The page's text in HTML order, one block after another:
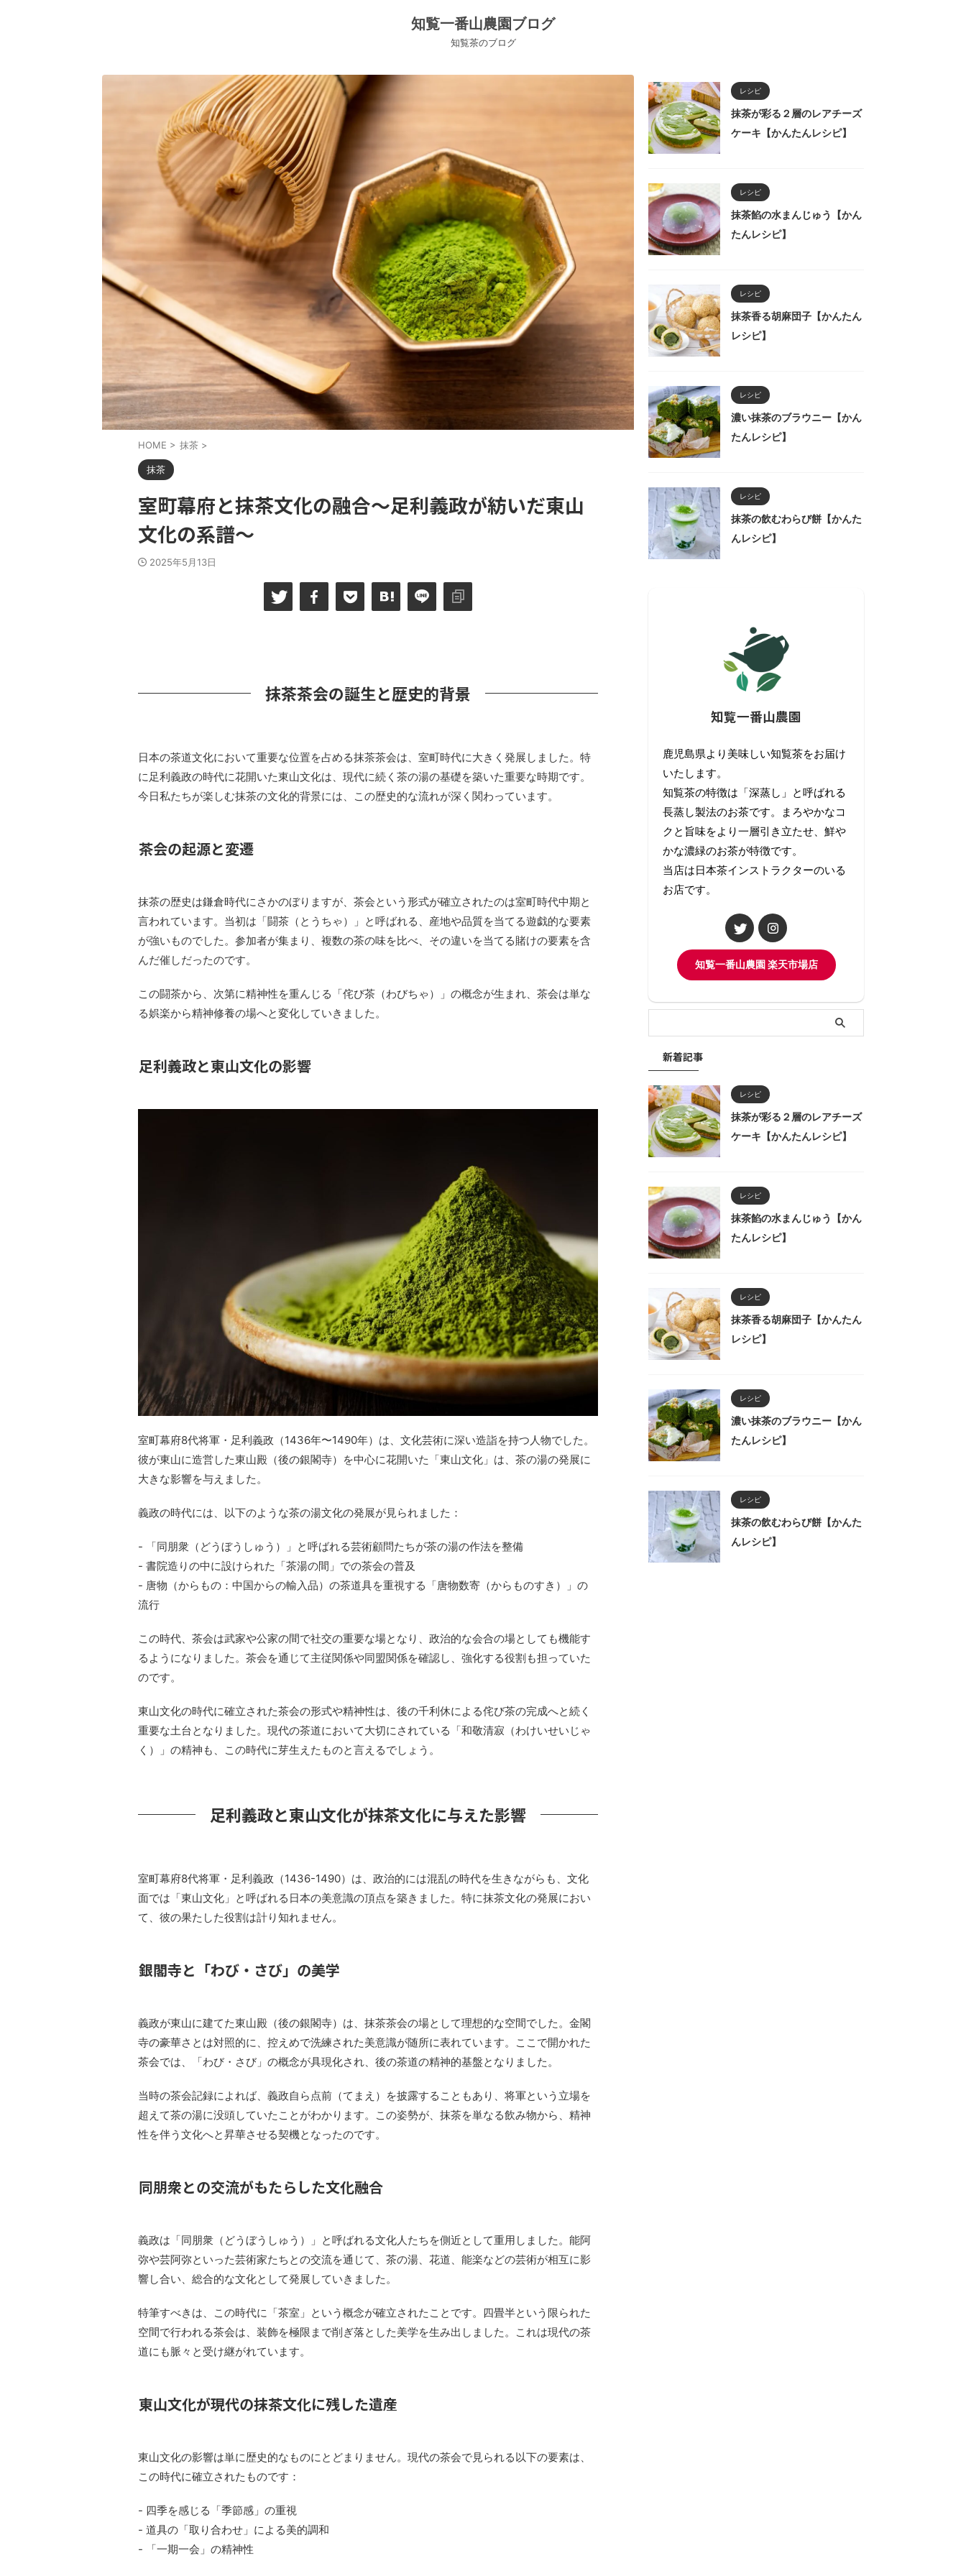
知覧一番山農園ブログ
知覧茶のブログ
HOME > 抹茶 >
抹茶
室町幕府と抹茶文化の融合～足利義政が紡いだ東山
文化の系譜～
2025年5月13日
抹茶茶会の誕生と歴史的背景
日本の茶道文化において重要な位置を占める抹茶茶会は、室町時代に大きく発展しました。特
に足利義政の時代に花開いた東山文化は、現代に続く茶の湯の基礎を築いた重要な時期です。
今日私たちが楽しむ抹茶の文化的背景には、この歴史的な流れが深く関わっています。
茶会の起源と変遷
抹茶の歴史は鎌倉時代にさかのぼりますが、茶会という形式が確立されたのは室町時代中期と
言われています。当初は「闘茶（とうちゃ）」と呼ばれる、産地や品質を当てる遊戯的な要素
が強いものでした。参加者が集まり、複数の茶の味を比べ、その違いを当てる賭けの要素を含
んだ催しだったのです。
この闘茶から、次第に精神性を重んじる「侘び茶（わびちゃ）」の概念が生まれ、茶会は単な
る娯楽から精神修養の場へと変化していきました。
足利義政と東山文化の影響
室町幕府8代将軍・足利義政（1436年〜1490年）は、文化芸術に深い造詣を持つ人物でした。
彼が東山に造営した東山殿（後の銀閣寺）を中心に花開いた「東山文化」は、茶の湯の発展に
大きな影響を与えました。
義政の時代には、以下のような茶の湯文化の発展が見られました：
- 「同朋衆（どうぼうしゅう）」と呼ばれる芸術顧問たちが茶の湯の作法を整備
- 書院造りの中に設けられた「茶湯の間」での茶会の普及
- 唐物（からもの：中国からの輸入品）の茶道具を重視する「唐物数寄（からものすき）」の
流行
この時代、茶会は武家や公家の間で社交の重要な場となり、政治的な会合の場としても機能す
るようになりました。茶会を通じて主従関係や同盟関係を確認し、強化する役割も担っていた
のです。
東山文化の時代に確立された茶会の形式や精神性は、後の千利休による侘び茶の完成へと続く
重要な土台となりました。現代の茶道において大切にされている「和敬清寂（わけいせいじゃ
く）」の精神も、この時代に芽生えたものと言えるでしょう。
足利義政と東山文化が抹茶文化に与えた影響
室町幕府8代将軍・足利義政（1436-1490）は、政治的には混乱の時代を生きながらも、文化
面では「東山文化」と呼ばれる日本の美意識の頂点を築きました。特に抹茶文化の発展におい
て、彼の果たした役割は計り知れません。
銀閣寺と「わび・さび」の美学
義政が東山に建てた東山殿（後の銀閣寺）は、抹茶茶会の場として理想的な空間でした。金閣
寺の豪華さとは対照的に、控えめで洗練された美意識が随所に表れています。ここで開かれた
茶会では、「わび・さび」の概念が具現化され、後の茶道の精神的基盤となりました。
当時の茶会記録によれば、義政自ら点前（てまえ）を披露することもあり、将軍という立場を
超えて茶の湯に没頭していたことがわかります。この姿勢が、抹茶を単なる飲み物から、精神
性を伴う文化へと昇華させる契機となったのです。
同朋衆との交流がもたらした文化融合
義政は「同朋衆（どうぼうしゅう）」と呼ばれる文化人たちを側近として重用しました。能阿
弥や芸阿弥といった芸術家たちとの交流を通じて、茶の湯、花道、能楽などの芸術が相互に影
響し合い、総合的な文化として発展していきました。
特筆すべきは、この時代に「茶室」という概念が確立されたことです。四畳半という限られた
空間で行われる茶会は、装飾を極限まで削ぎ落とした美学を生み出しました。これは現代の茶
道にも脈々と受け継がれています。
東山文化が現代の抹茶文化に残した遺産
東山文化の影響は単に歴史的なものにとどまりません。現代の茶会で見られる以下の要素は、
この時代に確立されたものです：
- 四季を感じる「季節感」の重視
- 道具の「取り合わせ」による美的調和
- 「一期一会」の精神性
レシピ
抹茶が彩る２層のレアチーズ
ケーキ【かんたんレシピ】
レシピ
抹茶餡の水まんじゅう【かん
たんレシピ】
レシピ
抹茶香る胡麻団子【かんたん
レシピ】
レシピ
濃い抹茶のブラウニー【かん
たんレシピ】
レシピ
抹茶の飲むわらび餅【かんた
んレシピ】
知覧一番山農園
鹿児島県より美味しい知覧茶をお届け
いたします。
知覧茶の特徴は「深蒸し」と呼ばれる
長蒸し製法のお茶です。まろやかなコ
クと旨味をより一層引き立たせ、鮮や
かな濃緑のお茶が特徴です。
当店は日本茶インストラクターのいる
お店です。
知覧一番山農園 楽天市場店
新着記事
レシピ
抹茶が彩る２層のレアチーズ
ケーキ【かんたんレシピ】
レシピ
抹茶餡の水まんじゅう【かん
たんレシピ】
レシピ
抹茶香る胡麻団子【かんたん
レシピ】
レシピ
濃い抹茶のブラウニー【かん
たんレシピ】
レシピ
抹茶の飲むわらび餅【かんた
んレシピ】